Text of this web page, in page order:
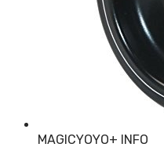
MAGICYOYO+ INFO